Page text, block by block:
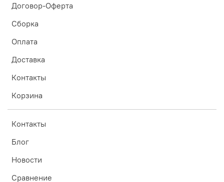
Договор-Оферта
Сборка
Оплата
Доставка
Контакты
Корзина
Контакты
Блог
Новости
Сравнение